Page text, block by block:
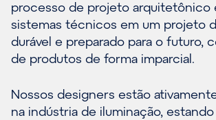
processo de projeto arquitetônico
sistemas técnicos em um projeto
durável e preparado para o futuro,
de produtos de forma imparcial.
Nossos designers estão
na indústria de iluminação,